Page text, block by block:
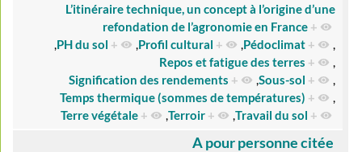
L’itinéraire technique, un concept à l’origine d’une
refondation de l’agronomie en France +
,PH du sol + ,Profil cultural + ,Pédoclimat +
,
Repos et fatigue des terres +
,
Signification des rendements + ,Sous-sol +
,
Temps thermique (sommes de températures) +
,
Terre végétale + ,Terroir + ,Travail du sol +
A pour personne citée